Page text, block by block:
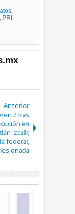
,
, PRI
Anterior
2 tras
en
Izcalli;
federal,
lesionada